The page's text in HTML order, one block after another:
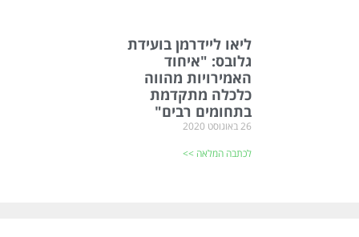
ליאו ליידרמן בועידת
גלובס: "איחוד
האמירויות מהווה
כלכלה מתקדמת
בתחומים רבים"
26 באוגוסט 2020
לכתבה המלאה >>